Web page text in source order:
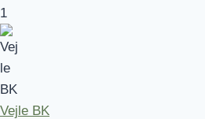
1
Vejle BK